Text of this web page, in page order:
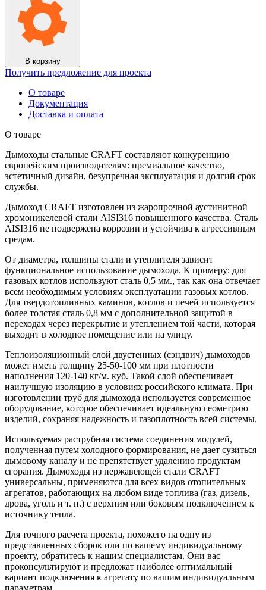
нерж.,
130/180мм,
В корзину
Получить предложение для проекта
О товаре
Документация
Доставка и оплата
О товаре
Дымоходы стальные CRAFT составляют конкуренцию
европейским производителям: премиальное качество,
эстетичный дизайн, безупречная эксплуатация и долгий срок
службы.
Дымоход CRAFT изготовлен из жаропрочной аустинитной
хромоникелевой стали AISI316 повышенного качества. Сталь
AISI316 не подвержена коррозии и устойчива к агрессивным
средам.
От диаметра, толщины стали и утеплителя зависит
функциональное использование дымохода. К примеру: для
газовых котлов используют сталь 0,5 мм., так как она отвечает
всем необходимым условиям эксплуатации газовых котлов.
Для твердотопливных каминов, котлов и печей используется
более толстая сталь 0,8 мм с дополнительной защитой в
переходах через перекрытие и утеплением той части, которая
выходит в холодное помещение или на улицу.
Теплоизоляционный слой двустенных (сэндвич) дымоходов
может иметь толщину 25-50-100 мм при плотности
наполнения 120-140 кг/м. куб. Такой слой обеспечивает
наилучшую изоляцию в условиях российского климата. При
изготовлении труб для дымохода используется современное
оборудование, которое обеспечивает идеальную геометрию
изделий, сохраняя надежность и газоплотность всей системы.
Используемая раструбная система соединения модулей,
полученная путем холодного формирования, не дает сузиться
дымовому каналу и не препятствует удалению продуктам
сгорания. Дымоходы из нержавеющей стали CRAFT
универсальны, применяются для всех видов отопительных
агрегатов, работающих на любом виде топлива (газ, дизель,
дрова, уголь и т. п.) с верхним или боковым подключением к
источнику тепла.
Для точного расчета проекта, похожего на одну из
представленных сборок или по вашему индивидуальному
проекту, обратитесь к нашим специалистам. Они вас
проконсультируют и предложат наиболее оптимальный
вариант подключения к агрегату по вашим индивидуальным
параметрам.